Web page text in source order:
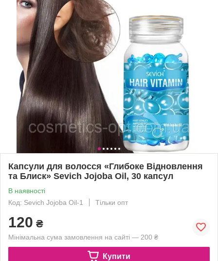
Капсули для волосся «Глибоке Відновлення
та Блиск» Sevich Jojoba Oil, 30 капсул
В наявності
Код: Sevich Jojoba Oil-1
Тільки опт
120 ₴
Мінімальна сума замовлення на сайті — 200 ₴
Купити